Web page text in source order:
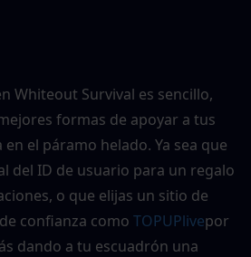
Whiteout Survival es sencillo,
formas de apoyar a tus
el páramo helado. Ya sea que
del ID de usuario para un regalo
o que elijas un sitio de
confianza como TOPUPlivepor
dando a tu escuadrón una